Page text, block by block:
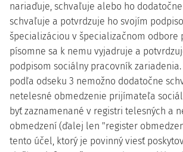
nariaďuje, schvaľuje alebo ho
schvaľuje a potvrdzuje ho svojím
špecializáciou v špecializačnom odbore
písomne sa k nemu vyjadruje a
podpisom sociálny pracovník
podľa odseku 3 nemožno dodatočne
netelesné obmedzenie prijímateľa
byť zaznamenané v registri telesných a
obmedzení (ďalej len "register
tento účel, ktorý je povinný viesť